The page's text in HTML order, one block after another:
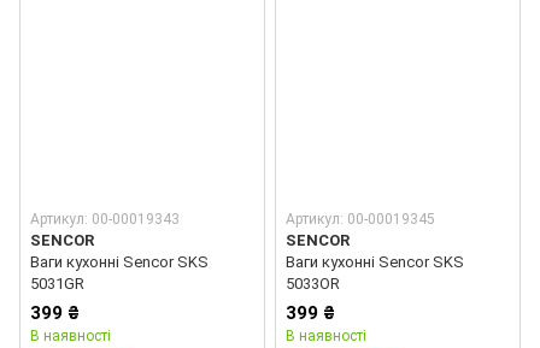
Артикул: 00-00019343
SENCOR
Ваги кухонні Sencor SKS
5031GR
399 ₴
В наявності
Артикул: 00-00019345
SENCOR
Ваги кухонні Sencor SKS
5033OR
399 ₴
В наявності